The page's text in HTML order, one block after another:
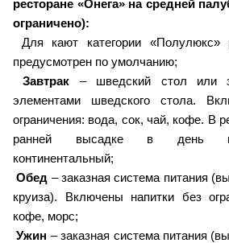
ресторане «Онега» на средней
ограничено):
Для кают категории «Полулюкс»
предусмотрен по умолчанию;
Завтрак – шведский стол или
элементами шведского стола.
ограничения: вода, сок, чай, кофе. В
ранней высадке в день
континентальный;
Обед – заказная система питания
круиза). Включены напитки без
кофе, морс;
Ужин – заказная система питания